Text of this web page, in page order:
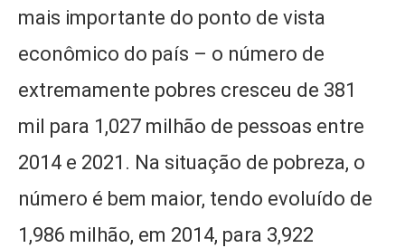
mais importante do ponto de vista
econômico do país – o número de
extremamente pobres cresceu de 381
mil para 1,027 milhão de pessoas entre
2014 e 2021. Na situação de pobreza, o
número é bem maior, tendo evoluído de
1,986 milhão, em 2014, para 3,922